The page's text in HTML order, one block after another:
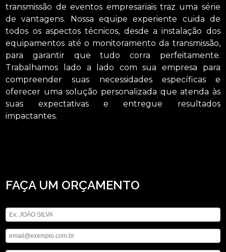
transmissão de eventos empresariais traz uma série
de vantagens. Nossa equipe experiente cuida de
todos os aspectos técnicos, desde a instalação dos
equipamentos até o monitoramento da transmissão,
para garantir que tudo corra perfeitamente.
Trabalhamos lado a lado com sua empresa para
compreender suas necessidades específicas e
oferecer uma solução personalizada que atenda às
suas expectativas e entregue resultados
impactantes.
FAÇA UM ORÇAMENTO